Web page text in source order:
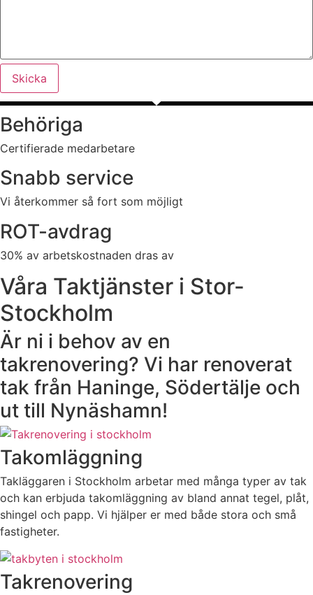
Skicka
Behöriga
Certifierade medarbetare
Snabb service
Vi återkommer så fort som möjligt
ROT-avdrag
30% av arbetskostnaden dras av
Våra Taktjänster i Stor-
Stockholm
Är ni i behov av en
takrenovering? Vi har renoverat
tak från Haninge, Södertälje och
ut till Nynäshamn!
Takomläggning
Takläggaren i Stockholm arbetar med många typer av tak
och kan erbjuda takomläggning av bland annat tegel, plåt,
shingel och papp. Vi hjälper er med både stora och små
fastigheter.
Takrenovering